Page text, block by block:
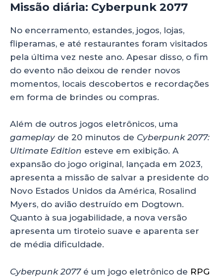
Missão diária: Cyberpunk 2077
No encerramento, estandes, jogos, lojas,
fliperamas, e até restaurantes foram visitados
pela última vez neste ano. Apesar disso, o fim
do evento não deixou de render novos
momentos, locais descobertos e recordações
em forma de brindes ou compras.
Além de outros jogos eletrônicos, uma
gameplayde 20 minutos de Cyberpunk 2077:
Ultimate Edition esteve em exibição. A
expansão do jogo original, lançada em 2023,
apresenta a missão de salvar a presidente do
Novo Estados Unidos da América, Rosalind
Myers, do avião destruído em Dogtown.
Quanto à sua jogabilidade, a nova versão
apresenta um tiroteio suave e aparenta ser
de média dificuldade.
Cyberpunk 2077é um jogo eletrônico de RPG